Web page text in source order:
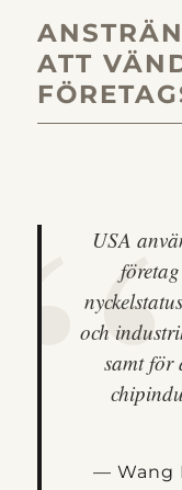
ATT
USA
och
samt för
Wang